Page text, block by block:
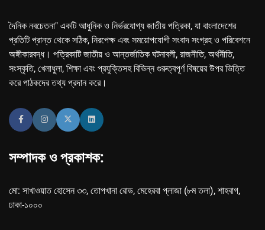
দৈনিক নবচেতনা" একটি আধুনিক ও নির্ভরযোগ্য জাতীয় পত্রিকা, যা বাংলাদেশের
প্রতিটি প্রান্ত থেকে সঠিক, নিরপেক্ষ এবং সময়োপযোগী সংবাদ সংগ্রহ ও পরিবেশনে
অঙ্গীকারবদ্ধ। পত্রিকাটি জাতীয় ও আন্তর্জাতিক ঘটনাবলী, রাজনীতি, অর্থনীতি,
সংস্কৃতি, খেলাধুলা, শিক্ষা এবং প্রযুক্তিসহ বিভিন্ন গুরুত্বপূর্ণ বিষয়ের উপর ভিত্তি
করে পাঠকদের তথ্য প্রদান করে।
সম্পাদক ও প্রকাশক:
মো: সাখাওয়াত হোসেন ৩৩, তোপখানা রোড, মেহেরবা প্লাজা (৮ম তলা), শাহবাগ,
ঢাকা-১০০০